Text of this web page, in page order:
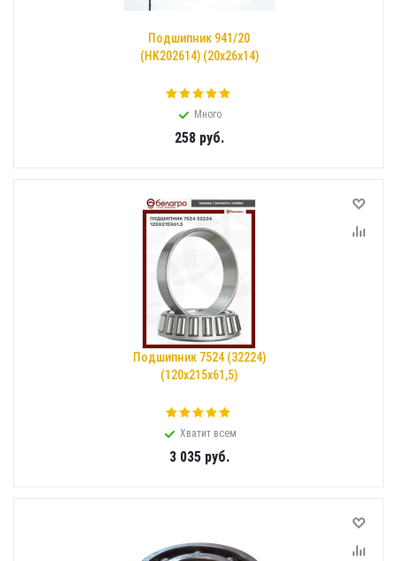
Подшипник 941/20
(HK202614) (20x26x14)
Много
258руб.
Подшипник 7524 (32224)
(120x215x61,5)
Хватит всем
3 035руб.